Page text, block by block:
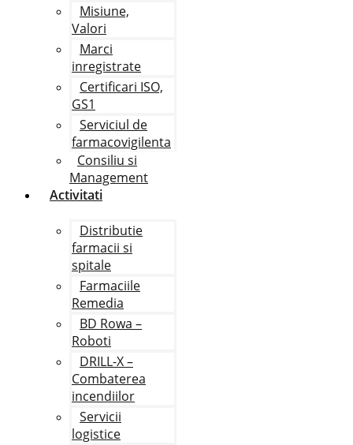
Misiune,
Valori
Marci
inregistrate
Certificari ISO,
GS1
Serviciul de
farmacovigilenta
Consiliu si
Management
Activitati
Distributie
farmacii si
spitale
Farmaciile
Remedia
BD Rowa –
Roboti
DRILL-X –
Combaterea
incendiilor
Servicii
logistice